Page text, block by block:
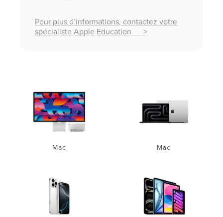
Pour plus d’informations, contactez votre
spécialiste Apple Education >
Mac Mac